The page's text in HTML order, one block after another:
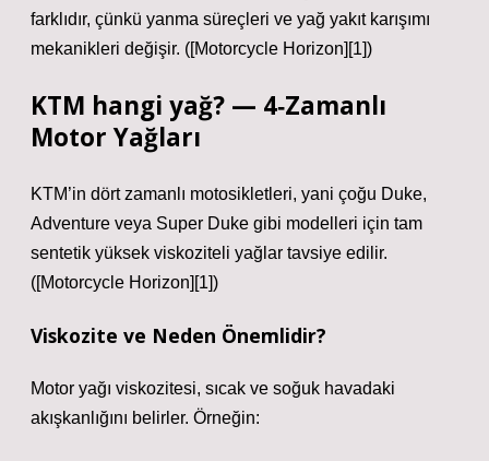
farklıdır, çünkü yanma süreçleri ve yağ yakıt karışımı
mekanikleri değişir. ([Motorcycle Horizon][1])
KTM hangi yağ? — 4‑Zamanlı
Motor Yağları
KTM’in dört zamanlı motosikletleri, yani çoğu Duke,
Adventure veya Super Duke gibi modelleri için tam
sentetik yüksek viskoziteli yağlar tavsiye edilir.
([Motorcycle Horizon][1])
Viskozite ve Neden Önemlidir?
Motor yağı viskozitesi, sıcak ve soğuk havadaki
akışkanlığını belirler. Örneğin: